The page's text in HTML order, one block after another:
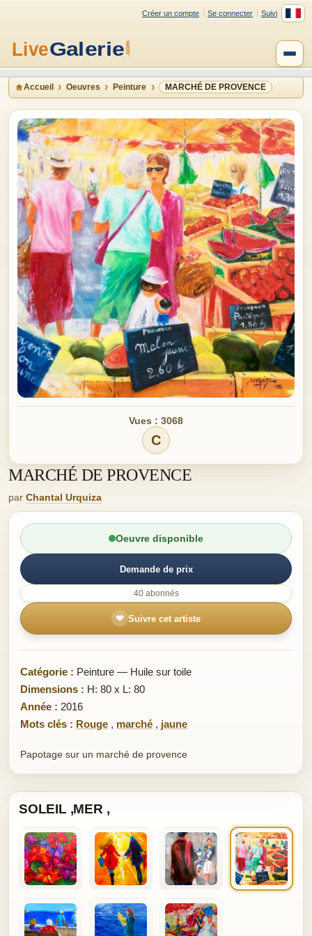
Créer un compte Se connecter Suivi
Accueil Oeuvres Peinture MARCHÉ DE PROVENCE
Vues : 3068
C
MARCHÉ DE PROVENCE
par Chantal Urquiza
Oeuvre disponible
Demande de prix
40 abonnés
❤ Suivre cet artiste
Catégorie : Peinture — Huile sur toile
Dimensions : H: 80 x L: 80
Année : 2016
Mots clés : Rouge , marché , jaune
Papotage sur un marché de provence
SOLEIL ,MER ,